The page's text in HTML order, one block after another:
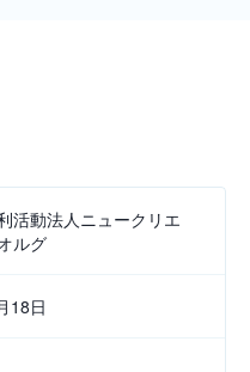
活動法人ニュークリエ
ルグ
18日